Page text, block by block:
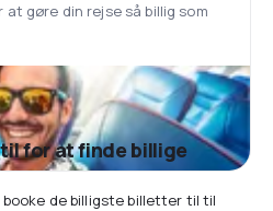
gøre din rejse så billig som
for at finde billige
de billigste billetter til til